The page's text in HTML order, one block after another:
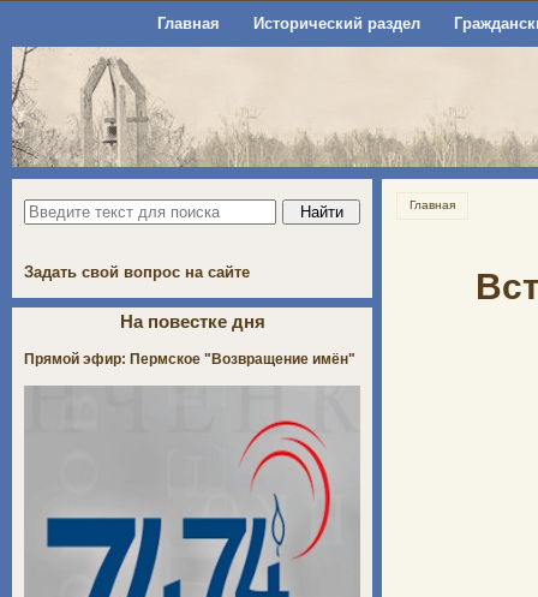
Главная Исторический раздел
Главная
Задать свой вопрос на сайте
На повестке дня
Прямой эфир: Пермское "Возвращение имён"